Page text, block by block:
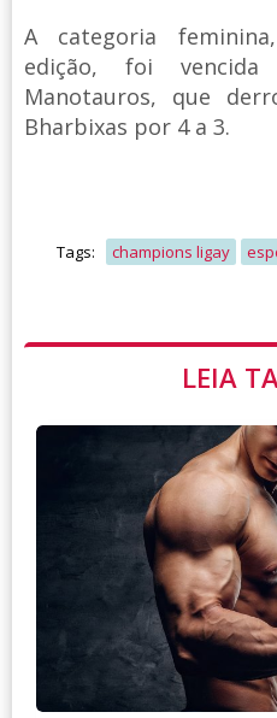
A categoria
edição, foi
Manotauros, que
Bharbixas por 4 a 3.
Tags: champions ligay
LEIA